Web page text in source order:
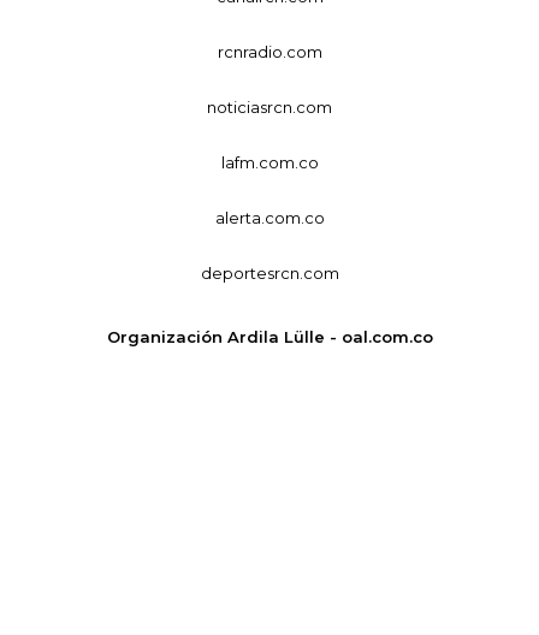
rcnradio.com
noticiasrcn.com
lafm.com.co
alerta.com.co
deportesrcn.com
Organización Ardila Lülle - oal.com.co